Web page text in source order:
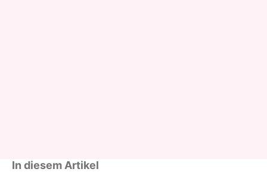
In diesem Artikel